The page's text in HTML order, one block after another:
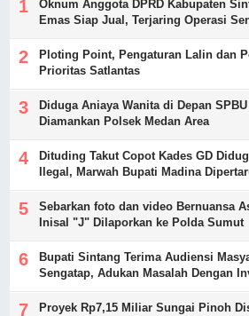
Oknum Anggota DPRD Kabupaten
Emas Siap Jual, Terjaring Operasi
Ploting Point, Pengaturan Lalin dan
Prioritas Satlantas
Diduga Aniaya Wanita di Depan
Diamankan Polsek Medan Area
Dituding Takut Copot Kades GD
Ilegal, Marwah Bupati Madina
Sebarkan foto dan video Bernuansa
Inisal "J" Dilaporkan ke Polda Sumut
Bupati Sintang Terima Audiensi
Sengatap, Adukan Masalah Dengan
Proyek Rp7,15 Miliar Sungai Pinoh